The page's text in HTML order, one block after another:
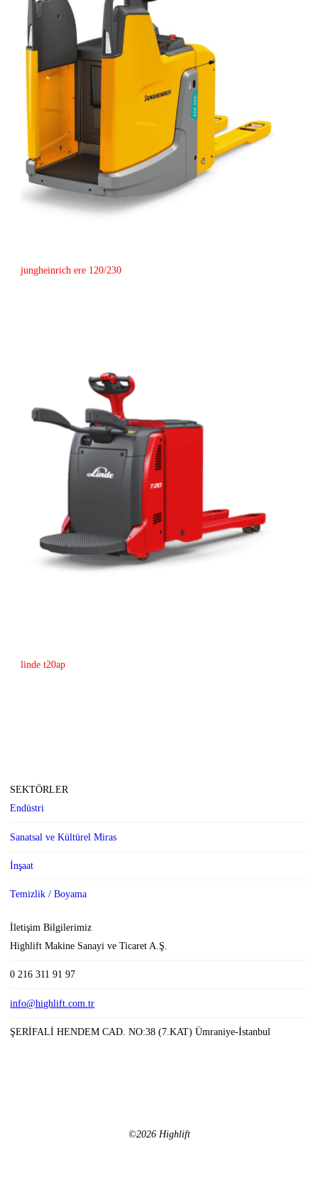
jungheinrich ere 120/230
linde t20ap
SEKTÖRLER
Endüstri
Sanatsal ve Kültürel Miras
İnşaat
Temizlik / Boyama
İletişim Bilgilerimiz
Highlift Makine Sanayi ve Ticaret A.Ş.
0 216 311 91 97
info@highlift.com.tr
ŞERİFALİ HENDEM CAD. NO:38 (7.KAT) Ümraniye-İstanbul
©2026 Highlift